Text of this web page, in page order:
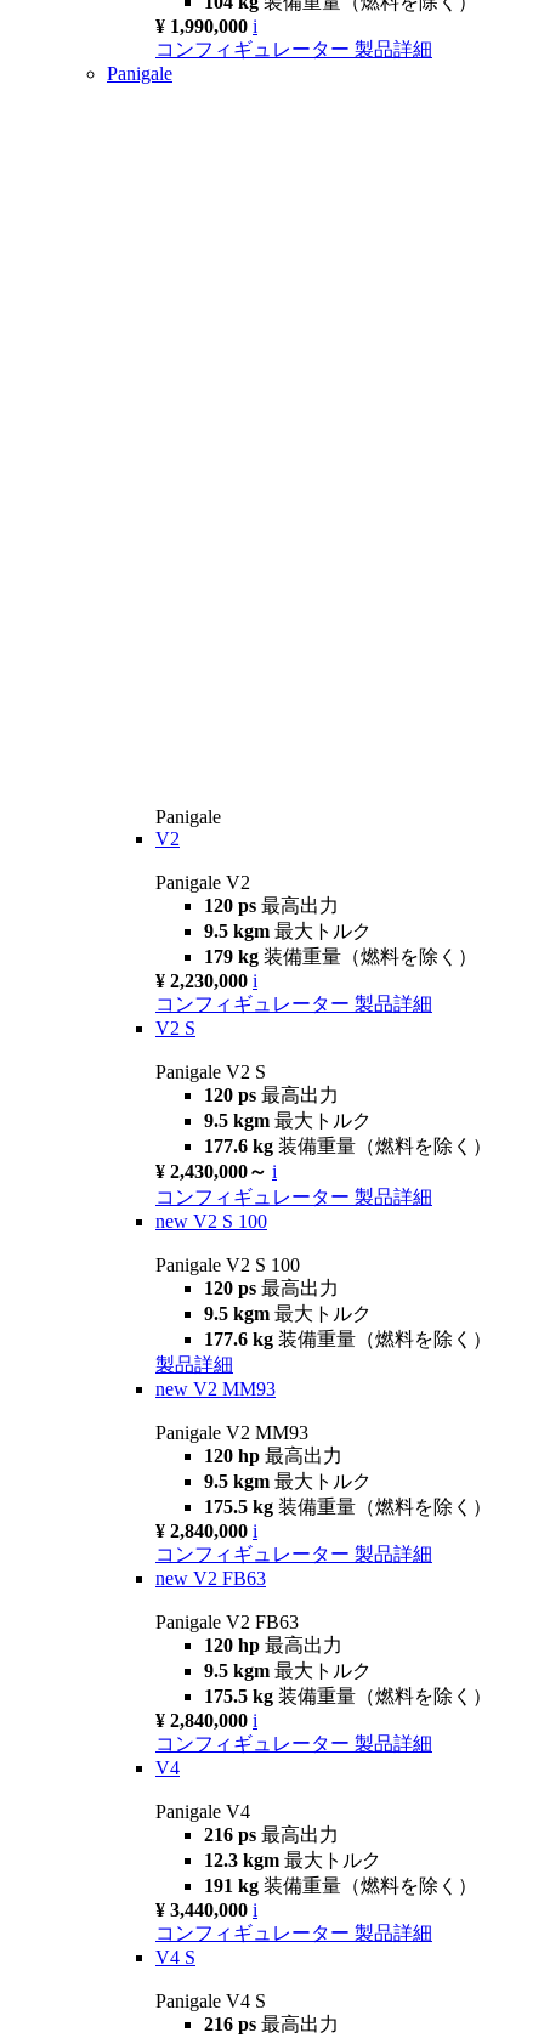
¥ 1,990,000 i
コンフィギュレーター 製品詳細
Panigale
Panigale
V2
Panigale V2
120 ps 最高出力
9.5 kgm 最大トルク
179 kg 装備重量（燃料を除く）
¥ 2,230,000 i
コンフィギュレーター 製品詳細
V2 S
Panigale V2 S
120 ps 最高出力
9.5 kgm 最大トルク
177.6 kg 装備重量（燃料を除く）
¥ 2,430,000～ i
コンフィギュレーター 製品詳細
new V2 S 100
Panigale V2 S 100
120 ps 最高出力
9.5 kgm 最大トルク
177.6 kg 装備重量（燃料を除く）
製品詳細
new V2 MM93
Panigale V2 MM93
120 hp 最高出力
9.5 kgm 最大トルク
175.5 kg 装備重量（燃料を除く）
¥ 2,840,000 i
コンフィギュレーター 製品詳細
new V2 FB63
Panigale V2 FB63
120 hp 最高出力
9.5 kgm 最大トルク
175.5 kg 装備重量（燃料を除く）
¥ 2,840,000 i
コンフィギュレーター 製品詳細
V4
Panigale V4
216 ps 最高出力
12.3 kgm 最大トルク
191 kg 装備重量（燃料を除く）
¥ 3,440,000 i
コンフィギュレーター 製品詳細
V4 S
Panigale V4 S
216 ps 最高出力